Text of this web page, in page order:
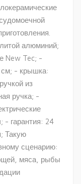
алюминий;
New Tec; -
см; - крышка:
из
ручка; -
- гарантия: 24
Такую
сценарию:
мяса, рыбы